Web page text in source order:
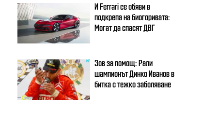
И Ferrari се обяви в
подкрепа на биогоривата:
Могат да спасят ДВГ
Зов за помощ: Рали
шампионът Динко Иванов в
битка с тежко заболяване